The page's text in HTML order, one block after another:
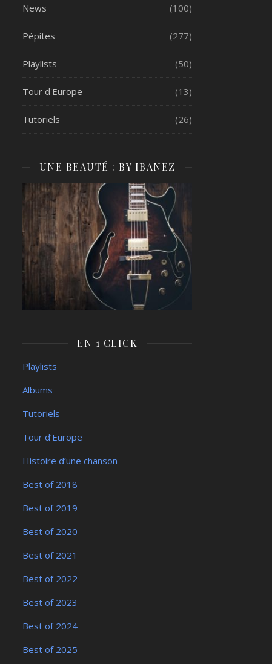
News (100)
Pépites (277)
Playlists (50)
Tour d'Europe (13)
Tutoriels (26)
UNE BEAUTÉ : BY IBANEZ
EN 1 CLICK
Playlists
Albums
Tutoriels
Tour d’Europe
Histoire d’une chanson
Best of 2018
Best of 2019
Best of 2020
Best of 2021
Best of 2022
Best of 2023
Best of 2024
Best of 2025